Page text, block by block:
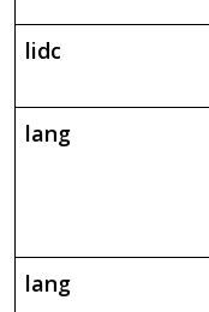
lidc
lang
lang